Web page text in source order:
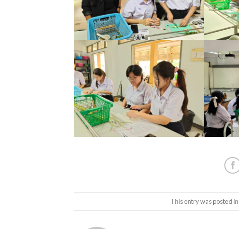
This entry was posted in